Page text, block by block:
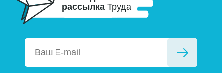
рассылка Труда